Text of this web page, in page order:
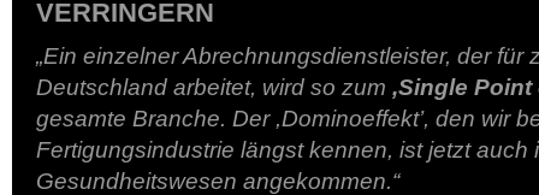
VERRINGERN
„Ein einzelner Abrechnungsdienstleister, der für
Deutschland arbeitet, wird so zum ,Single Point
gesamte Branche. Der ,Dominoeffekt’, den wir
Fertigungsindustrie längst kennen, ist jetzt auch
Gesundheitswesen angekommen.“